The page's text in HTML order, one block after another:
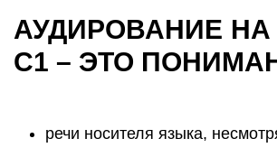
АУДИРОВАНИЕ НА
С1 – ЭТО
речи носителя языка,